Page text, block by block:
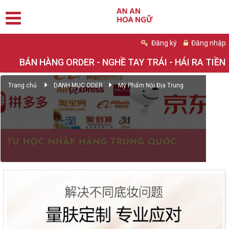
Đăng ký Đăng nhập
BÁN HÀNG ORDER - NGHỀ TAY TRÁI - HÁI RA TIỀN
Trang chủ DANH MỤC ODER Mỹ Phẩm Nội Địa Trung